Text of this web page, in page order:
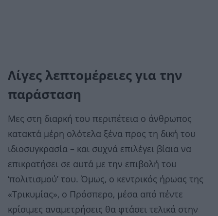
Λίγες λεπτομέρειες για την
παράσταση
Μες στη διαρκή του περιπέτεια ο άνθρωπος
κατακτά μέρη ολότελα ξένα προς τη δική του
ιδιοσυγκρασία – και συχνά επιλέγει βίαια να
επικρατήσει σε αυτά με την επιβολή του
‘πολιτισμού’ του. Όμως, ο κεντρικός ήρωας της
«Τρικυμίας», ο Πρόσπερο, μέσα από πέντε
κρίσιμες αναμετρήσεις θα φτάσει τελικά στην